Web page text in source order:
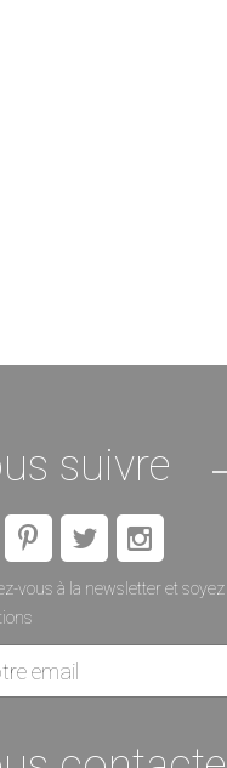
suivre
vous à la newsletter et